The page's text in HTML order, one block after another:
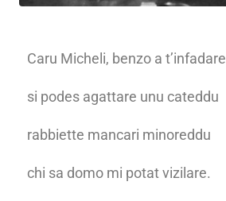
Caru Micheli, benzo a t’infadare
si podes agattare unu cateddu
rabbiette mancari minoreddu
chi sa domo mi potat vizilare.